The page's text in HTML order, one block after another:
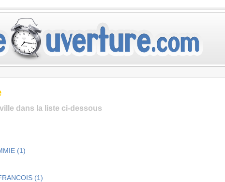
dans la liste ci-dessous
(1)
(1)